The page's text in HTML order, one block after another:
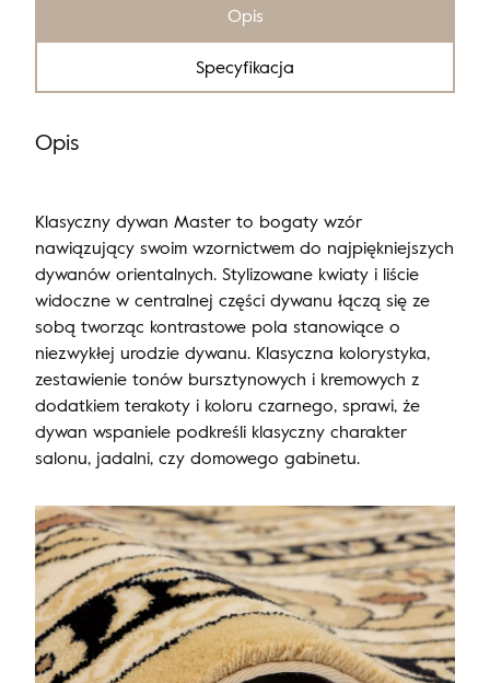
Opis
Specyfikacja
Opis
Klasyczny dywan Master to bogaty wzór
nawiązujący swoim wzornictwem do najpiękniejszych
dywanów orientalnych. Stylizowane kwiaty i liście
widoczne w centralnej części dywanu łączą się ze
sobą tworząc kontrastowe pola stanowiące o
niezwykłej urodzie dywanu. Klasyczna kolorystyka,
zestawienie tonów bursztynowych i kremowych z
dodatkiem terakoty i koloru czarnego, sprawi, że
dywan wspaniele podkreśli klasyczny charakter
salonu, jadalni, czy domowego gabinetu.